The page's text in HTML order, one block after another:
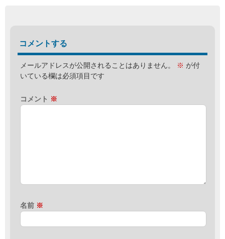
コメントする
メールアドレスが公開されることはありません。 ※ が付
いている欄は必須項目です
コメント ※
名前 ※